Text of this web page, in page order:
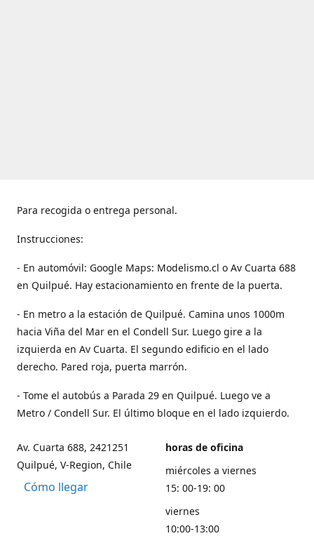
Para recogida o entrega personal.
Instrucciones:
- En automóvil: Google Maps: Modelismo.cl o Av Cuarta 688
en Quilpué. Hay estacionamiento en frente de la puerta.
- En metro a la estación de Quilpué. Camina unos 1000m
hacia Viña del Mar en el Condell Sur. Luego gire a la
izquierda en Av Cuarta. El segundo edificio en el lado
derecho. Pared roja, puerta marrón.
- Tome el autobús a Parada 29 en Quilpué. Luego ve a
Metro / Condell Sur. El último bloque en el lado izquierdo.
Av. Cuarta 688, 2421251
Quilpué, V-Region, Chile
Cómo llegar
horas de oficina
miércoles a viernes
15: 00-19: 00
viernes
10:00-13:00